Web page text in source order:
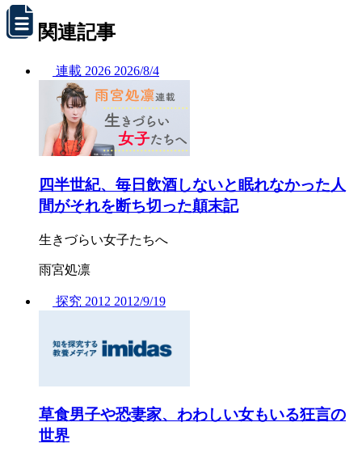
関連記事
連載 2026 2026/8/4
四半世紀、毎日飲酒しないと眠れなかった人
間がそれを断ち切った顛末記
生きづらい女子たちへ
雨宮処凛
探究 2012 2012/9/19
草食男子や恐妻家、わわしい女もいる狂言の
世界